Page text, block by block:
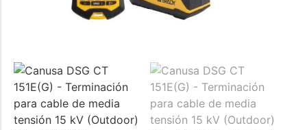
☆☆☆☆ ☆
Raychem HVT-Z-253/353-G – PUNTA
TERMINAL UNIP INT 35KV 2/0-350 MCM
(3UND/KIT)